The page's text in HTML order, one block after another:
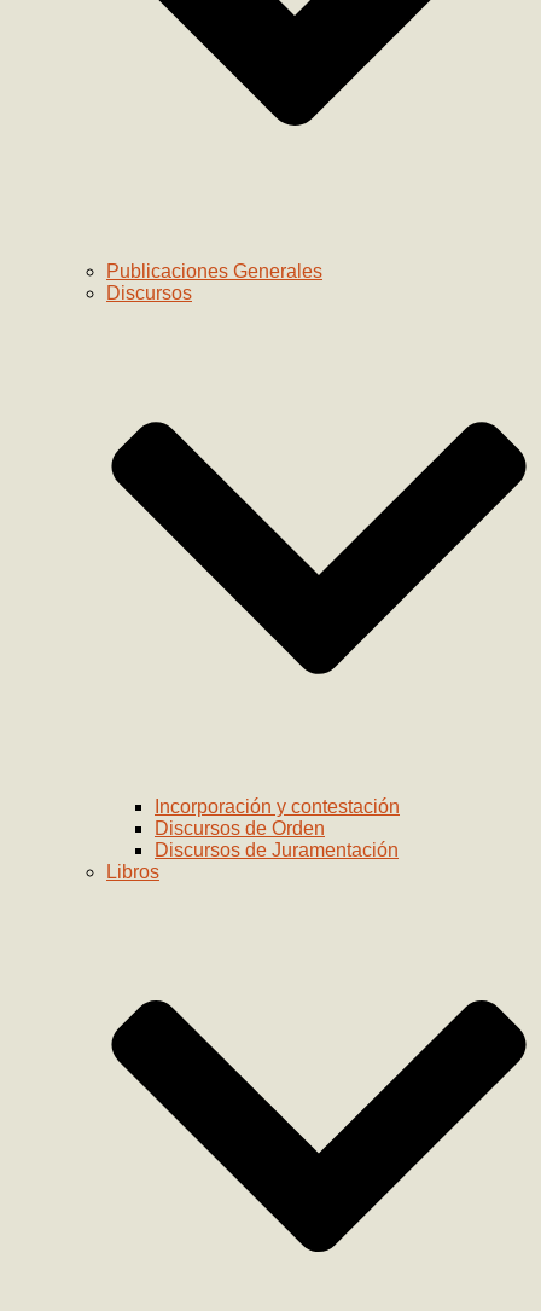
Publicaciones Generales
Discursos
Incorporación y contestación
Discursos de Orden
Discursos de Juramentación
Libros